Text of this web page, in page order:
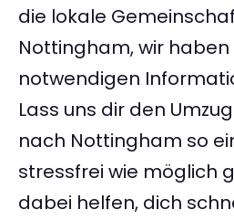
die lokale
Nottingham, wir haben
notwendigen
Lass uns dir den
nach Nottingham so
stressfrei wie möglich
dabei helfen, dich